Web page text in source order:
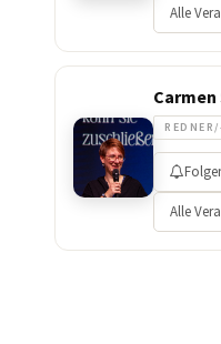
Alle
Alle